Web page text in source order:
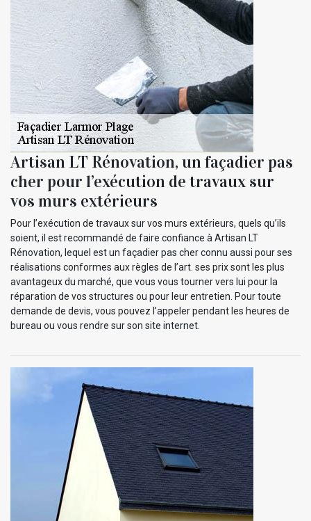
Artisan LT Rénovation, un façadier pas
cher pour l’exécution de travaux sur
vos murs extérieurs
Pour l’exécution de travaux sur vos murs extérieurs, quels qu’ils
soient, il est recommandé de faire confiance à Artisan LT
Rénovation, lequel est un façadier pas cher connu aussi pour ses
réalisations conformes aux règles de l’art. ses prix sont les plus
avantageux du marché, que vous vous tourner vers lui pour la
réparation de vos structures ou pour leur entretien. Pour toute
demande de devis, vous pouvez l’appeler pendant les heures de
bureau ou vous rendre sur son site internet.